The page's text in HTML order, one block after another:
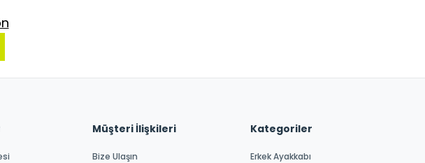
Müşteri İlişkileri
Bize Ulaşın
Kategoriler
Erkek Ayakkabı